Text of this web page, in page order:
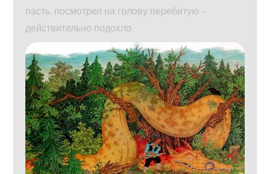
пасть, посмотрел на голову перебитую –
действительно подохло.